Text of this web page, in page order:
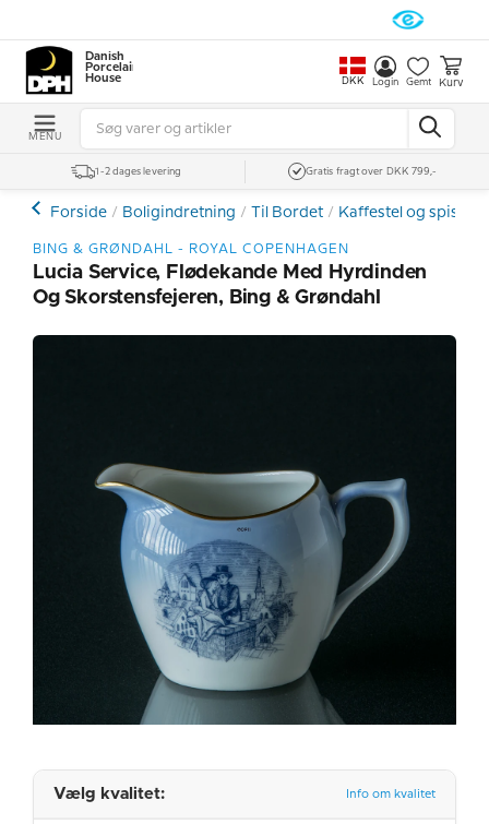
Danish
Porcelain
House
DKK Login Gemt Kurv
MENU
1-2 dages levering Gratis fragt over DKK 799,-
Forside Boligindretning Til Bordet Kaffestel og
BING & GRØNDAHL - ROYAL COPENHAGEN
Lucia Service, Flødekande Med Hyrdinden
Og Skorstensfejeren, Bing & Grøndahl
Vælg kvalitet: Info om kvalitet